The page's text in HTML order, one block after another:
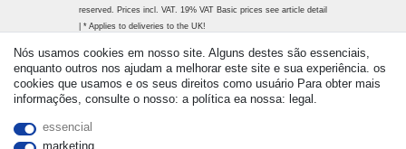
reserved. Prices incl. VAT. 19% VAT Basic prices see article detail
| * Applies to deliveries to the UK!
Nós usamos cookies em nosso site. Alguns destes são essenciais,
enquanto outros nos ajudam a melhorar este site e sua experiência. os
cookies que usamos e os seus direitos como usuário Para obter mais
informações, consulte o nosso: a política ea nossa: legal.
essencial
marketing